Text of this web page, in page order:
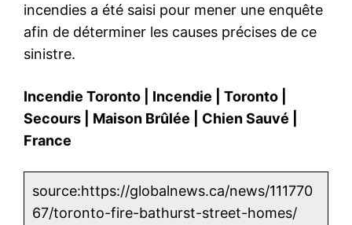
incendies a été saisi pour mener une enquête
afin de déterminer les causes précises de ce
sinistre.
Incendie Toronto Incendie Toronto
Secours
Maison Brûlée Chien Sauvé
France
source:https://globalnews.ca/news/111770
67/toronto-fire-bathurst-street-homes/